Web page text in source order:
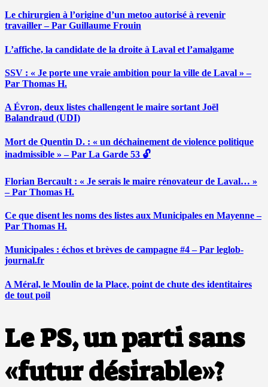
Le chirurgien à l’origine d’un metoo autorisé à revenir
travailler – Par Guillaume Frouin
L’affiche, la candidate de la droite à Laval et l’amalgame
SSV : « Je porte une vraie ambition pour la ville de Laval » –
Par Thomas H.
A Évron, deux listes challengent le maire sortant Joël
Balandraud (UDI)
Mort de Quentin D. : « un déchainement de violence politique
inadmissible » – Par La Garde 53 🔓
Florian Bercault : « Je serais le maire rénovateur de Laval… »
– Par Thomas H.
Ce que disent les noms des listes aux Municipales en Mayenne –
Par Thomas H.
Municipales : échos et brèves de campagne #4 – Par leglob-
journal.fr
A Méral, le Moulin de la Place, point de chute des identitaires
de tout poil
Le PS, un parti sans
«futur désirable»?